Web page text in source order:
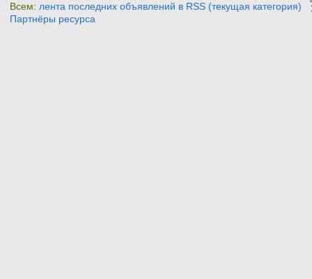
Всем: лента последних объявлений в RSS (текущая категория)
Партнёры ресурса